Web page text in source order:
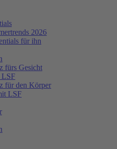
2026
für ihn
fürs Gesicht
LSF
für den Körper
LSF